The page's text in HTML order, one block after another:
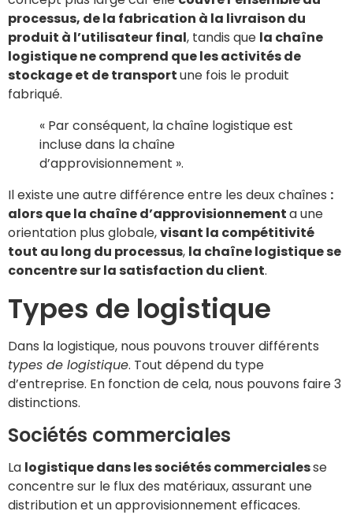
processus, de la fabrication à la livraison du
produit à l’utilisateur final, tandis que la chaîne
logistique ne comprend que les activités de
stockage et de transportune fois le produit
fabriqué.
« Par conséquent, la chaîne logistique est
incluse dans la chaîne
d’approvisionnement ».
Il existe une autre différence entre les deux chaînes :
alors que la chaîne d’approvisionnementa une
orientation plus globale,visant la compétitivité
tout au long du processus, la chaîne logistique se
concentre sur la satisfaction du client.
Types de logistique
Dans la logistique, nous pouvons trouver différents
types de logistique. Tout dépend du type
d’entreprise. En fonction de cela, nous pouvons faire 3
distinctions.
Sociétés commerciales
La logistique dans les sociétés commercialesse
concentre sur le flux des matériaux, assurant une
distribution et un approvisionnement efficaces.